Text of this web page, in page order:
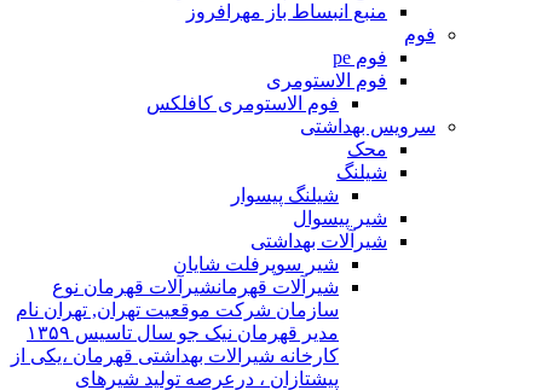
منبع انبساط باز مهرافروز
فوم
فوم pe
فوم الاستومری
فوم الاستومری کافلکس
سرویس بهداشتی
محک
شیلنگ
شیلنگ پیسوار
شیر پیسوال
شیرآلات بهداشتی
شیر سوپرفلت شایان
شیرآلات قهرمانشیرآلات قهرمان نوع
سازمان شرکت موقعیت تهران, تهران نام
مدیر قهرمان نیک جو سال تاسیس ۱۳۵۹
کارخانه شیرالات بهداشتی قهرمان ،یکی از
پیشتازان ، درعرصه تولید شیرهای